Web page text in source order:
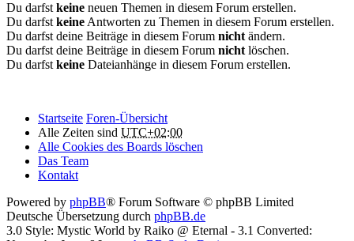
Du darfst keine neuen Themen in diesem Forum erstellen.
Du darfst keine Antworten zu Themen in diesem Forum erstellen.
Du darfst deine Beiträge in diesem Forum nicht ändern.
Du darfst deine Beiträge in diesem Forum nicht löschen.
Du darfst keine Dateianhänge in diesem Forum erstellen.
Startseite Foren-Übersicht
Alle Zeiten sind UTC+02:00
Alle Cookies des Boards löschen
Das Team
Kontakt
Powered by phpBB® Forum Software © phpBB Limited
Deutsche Übersetzung durch phpBB.de
3.0 Style: Mystic World by Raiko @ Eternal - 3.1 Converted: